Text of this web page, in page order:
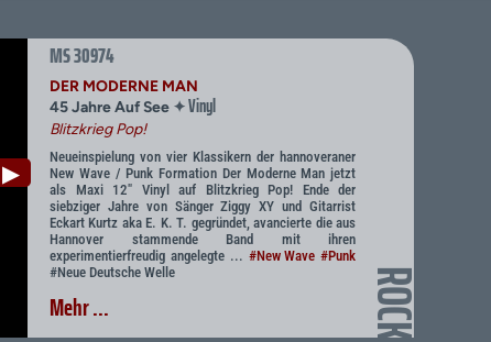
▶
MS 30974
ROCK
DER MODERNE MAN
45 Jahre Auf See ✦Vinyl
Blitzkrieg Pop!
Neueinspielung von vier Klassikern der hannoveraner
New Wave / Punk Formation Der Moderne Man jetzt
als Maxi 12" Vinyl auf Blitzkrieg Pop! Ende der
siebziger Jahre von Sänger Ziggy XY und Gitarrist
Eckart Kurtz aka E. K. T. gegründet, avancierte die aus
Hannover stammende Band mit ihren
experimentierfreudig angelegte ... #New Wave #Punk
#Neue Deutsche Welle
Mehr ...